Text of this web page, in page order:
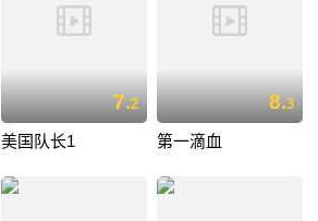
7.2
美国队长1
8.3
第一滴血